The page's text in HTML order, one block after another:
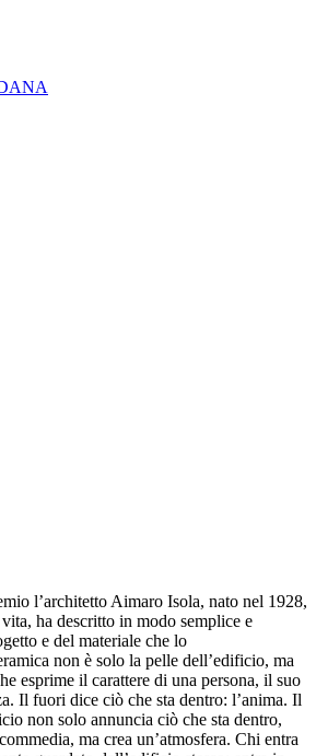
l’architetto Aimaro Isola, nato nel 1928,
ha descritto in modo semplice e
e del materiale che lo
non è solo la pelle dell’edificio, ma
esprime il carattere di una persona, il suo
Il fuori dice ciò che sta dentro: l’anima. Il
non solo annuncia ciò che sta dentro,
ma crea un’atmosfera. Chi entra